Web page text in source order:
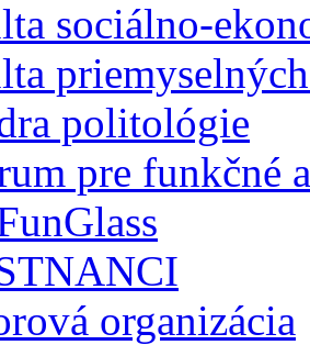
sociálno-
politológie
pre funkčné
organizácia